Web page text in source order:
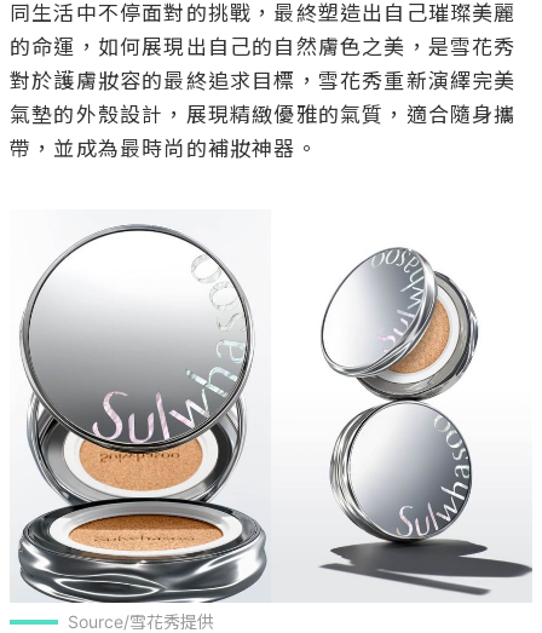
同生活中不停面對的挑戰，最終塑造出自己璀璨美麗
的命運，如何展現出自己的自然膚色之美，是雪花秀
對於護膚妝容的最終追求目標，雪花秀重新演繹完美
氣墊的外殼設計，展現精緻優雅的氣質，適合隨身攜
帶，並成為最時尚的補妝神器。
Source/雪花秀提供